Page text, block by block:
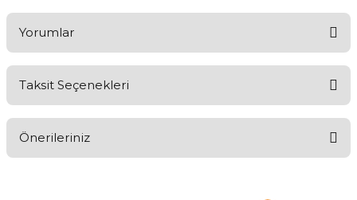
Yorumlar
Taksit Seçenekleri
Önerileriniz